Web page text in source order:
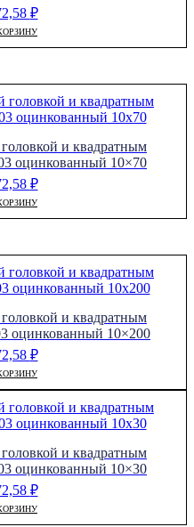
₽
и квадратным
оцинкованный 10×70
₽
и квадратным
оцинкованный 10×200
₽
и квадратным
оцинкованный 10×30
₽